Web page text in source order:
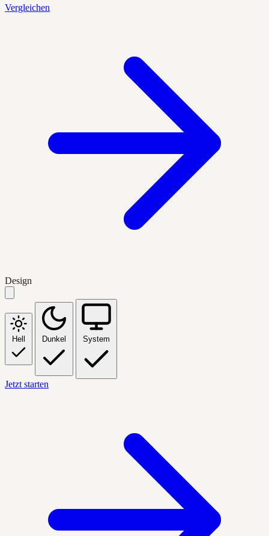
Vergleichen
Design
Hell Dunkel System
Jetzt starten